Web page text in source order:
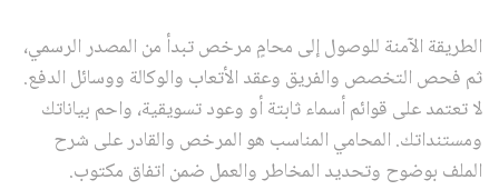
الطريقة الآمنة للوصول إلى محامٍ مرخص تبدأ من المصدر الرسمي،
ثم فحص التخصص والفريق وعقد الأتعاب والوكالة ووسائل الدفع.
لا تعتمد على قوائم أسماء ثابتة أو وعود تسويقية، واحم بياناتك
ومستنداتك. المحامي المناسب هو المرخص والقادر على شرح
الملف بوضوح وتحديد المخاطر والعمل ضمن اتفاق مكتوب.